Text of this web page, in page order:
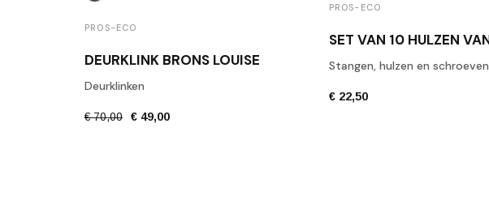
PROS-ECO
DEURKLINK BRONS LOUISE
Deurklinken
€ 70,00 € 49,00
PROS-ECO
Stangen, hulzen en schroeven
€ 22,50